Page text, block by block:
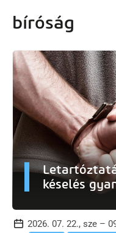
bíróság
késelés
2026. 07. 22., sze –